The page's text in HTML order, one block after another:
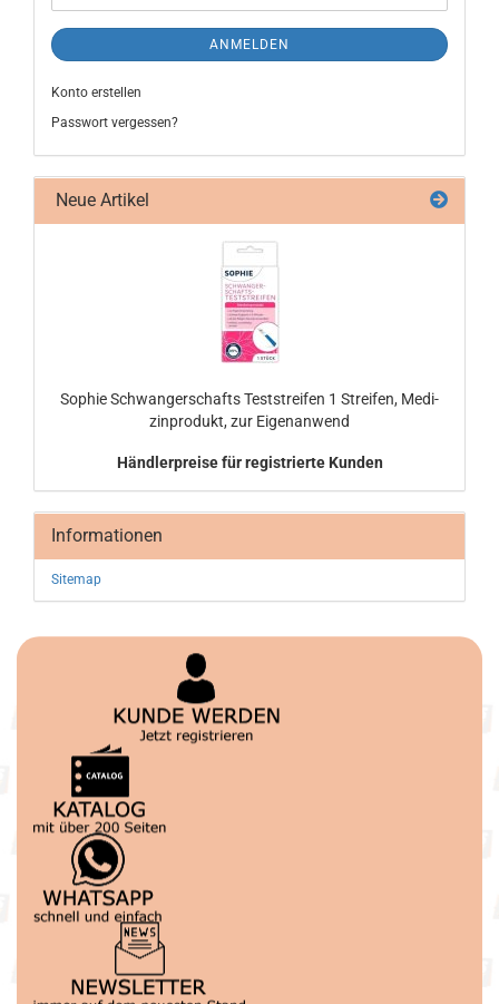
ANMELDEN
Konto erstellen
Passwort vergessen?
Neue Artikel
So­phie Schwan­ger­schafts Test­strei­fen 1 Strei­fen, Me­di­
zin­pro­dukt, zur Ei­gen­an­wend
Händlerpreise für registrierte Kunden
Informationen
Sitemap